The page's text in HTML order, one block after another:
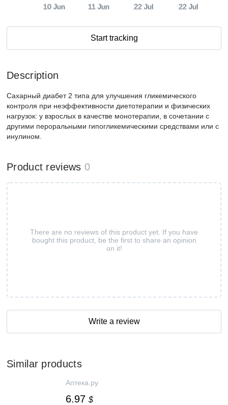
10 Jun 11 Jun 22 Jul 22 Jul
Start tracking
Description
Сахарный диабет 2 типа для улучшения гликемического
контроля при неэффективности диетотерапии и физических
нагрузок: у взрослых в качестве монотерапии, в сочетании с
другими пероральными гипогликемическими средствами или с
инулином.
Product reviews 0
There are no reviews of this product yet. If you have
bought this product, be the first to share an opinion
on it!
Write a review
Similar products
Аптека.ру
6.97 $